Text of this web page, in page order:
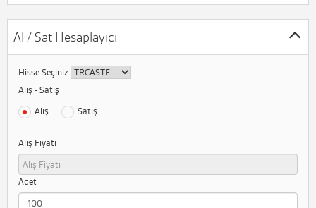
Al / Sat Hesaplayıcı
Hisse Seçiniz
Alış - Satış
Alış
Satış
Alış Fiyatı
Adet